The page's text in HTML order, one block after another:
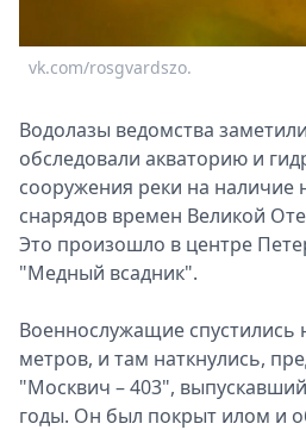
vk.com/rosgvardszo.
Водолазы ведомства
обследовали акваторию и
сооружения реки на наличие
снарядов времен Великой
Это произошло в центре
"Медный всадник".
Военнослужащие спустились
метров, и там наткнулись,
"Москвич – 403",
годы. Он был покрыт илом и